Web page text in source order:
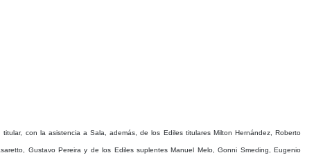
con la asistencia a Sala, además, de los Ediles titulares Milton Hernández, Roberto
Gustavo Pereira y de los Ediles suplentes Manuel Melo, Gonni Smeding, Eugenio